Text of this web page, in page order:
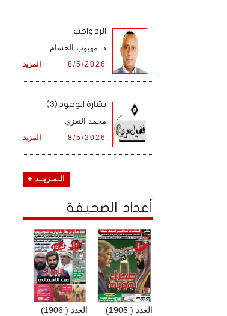
الرد واجب
د. مهيوب الحسام
المزيد 8/5/2026
بشارة الوجود (3)
محمد التعزي
المزيد 8/5/2026
الـمـزيــد +
أعداد الصحيفة
العدد ( 1906) العدد ( 1905)